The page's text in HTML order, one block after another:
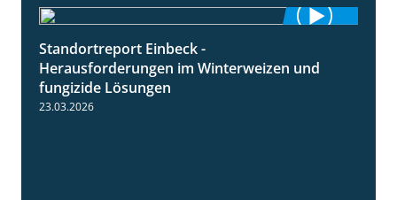
Standortreport Einbeck -
Herausforderungen im Winterweizen und
fungizide Lösungen
23.03.2026